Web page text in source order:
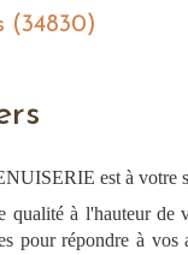
(34830)
est à votre
qualité à l'hauteur de
pour répondre à